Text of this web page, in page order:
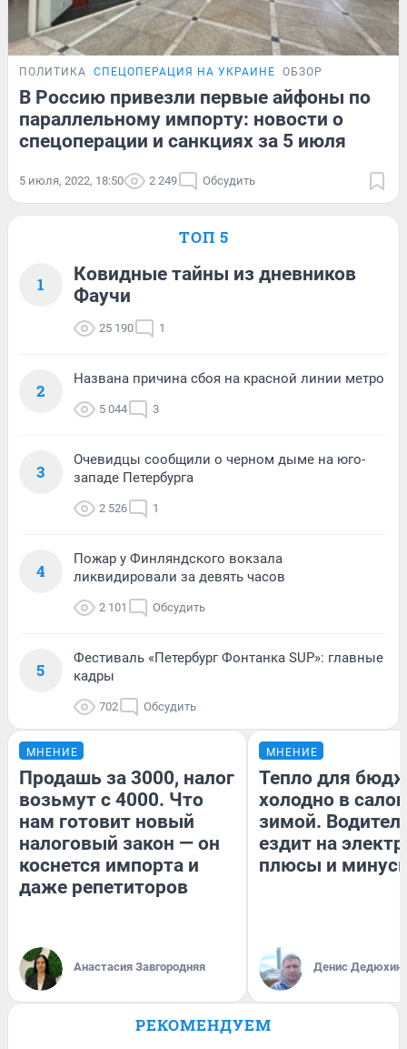
ПОЛИТИКА СПЕЦОПЕРАЦИЯ НА УКРАИНЕ ОБЗОР
В Россию привезли первые айфоны по
параллельному импорту: новости о
спецоперации и санкциях за 5 июля
5 июля, 2022, 18:50 2 249 Обсудить
ТОП 5
1
Ковидные тайны из дневников
Фаучи
25 190 1
2
Названа причина сбоя на красной линии метро
5 044 3
3
Очевидцы сообщили о черном дыме на юго-
западе Петербурга
2 526 1
4
Пожар у Финляндского вокзала
ликвидировали за девять часов
2 101 Обсудить
5
Фестиваль «Петербург Фонтанка SUP»: главные
кадры
702 Обсудить
МНЕНИЕ
Продашь за 3000, налог
возьмут с 4000. Что
нам готовит новый
налоговый закон — он
коснется импорта и
даже репетиторов
Анастасия Завгородняя
МНЕНИЕ
Тепло для
холодно в
зимой.
ездит на
плюсы и
Денис Дедюхин
РЕКОМЕНДУЕМ